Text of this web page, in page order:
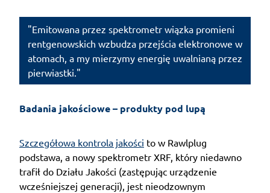
"Emitowana przez spektrometr wiązka promieni
rentgenowskich wzbudza przejścia elektronowe w
atomach, a my mierzymy energię uwalnianą przez
pierwiastki."
Badania jakościowe – produkty pod lupą
Szczegółowa kontrola jakości to w Rawlplug
podstawa, a nowy spektrometr XRF, który niedawno
trafił do Działu Jakości (zastępując urządzenie
wcześniejszej generacji), jest nieodzownym